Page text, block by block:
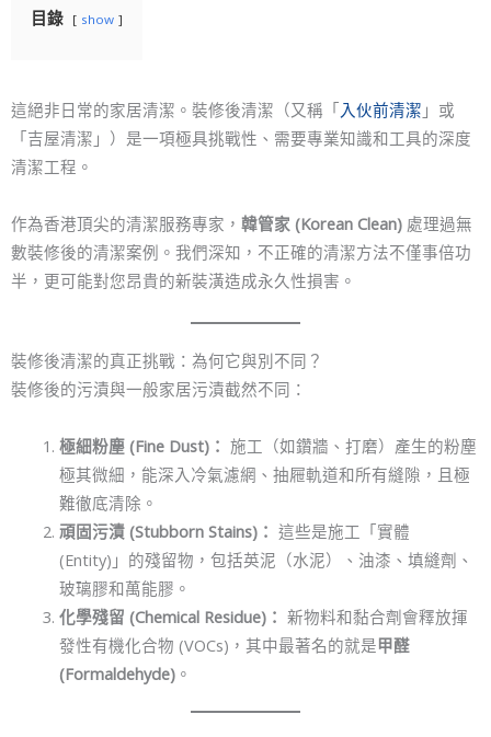
目錄 show
這絕非日常的家居清潔。裝修後清潔（又稱「入伙前清潔 」或
「吉屋清潔」）是一項極具挑戰性、需要專業知識和工具的深度
清潔工程。
作為香港頂尖的清潔服務專家， 韓管家 (Korean Clean) 處理過無
數裝修後的清潔案例。我們深知，不正確的清潔方法不僅事倍功
半，更可能對您昂貴的新裝潢造成永久性損害。
裝修後清潔的真正挑戰：為何它與別不同？
裝修後的污漬與一般家居污漬截然不同：
極細粉塵 (Fine Dust)： 施工（如鑽牆、打磨）產生的粉塵
極其微細，能深入冷氣濾網、抽屜軌道和所有縫隙，且極
難徹底清除。
頑固污漬 (Stubborn Stains)： 這些是施工「實體
(Entity)」的殘留物，包括英泥（水泥）、油漆、填縫劑、
玻璃膠和萬能膠。
化學殘留 (Chemical Residue)： 新物料和黏合劑會釋放揮
發性有機化合物 (VOCs)，其中最著名的就是甲醛
(Formaldehyde)。